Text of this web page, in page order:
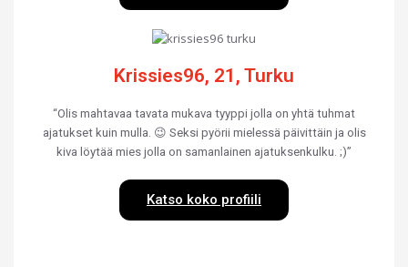
Krissies96, 21, Turku
“Olis mahtavaa tavata mukava tyyppi jolla on yhtä tuhmat
ajatukset kuin mulla. 😉 Seksi pyörii mielessä päivittäin ja olis
kiva löytää mies jolla on samanlainen ajatuksenkulku. ;)”
Katso koko profiili